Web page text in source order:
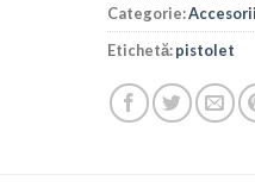
Categorie:
Etichetă:pistolet